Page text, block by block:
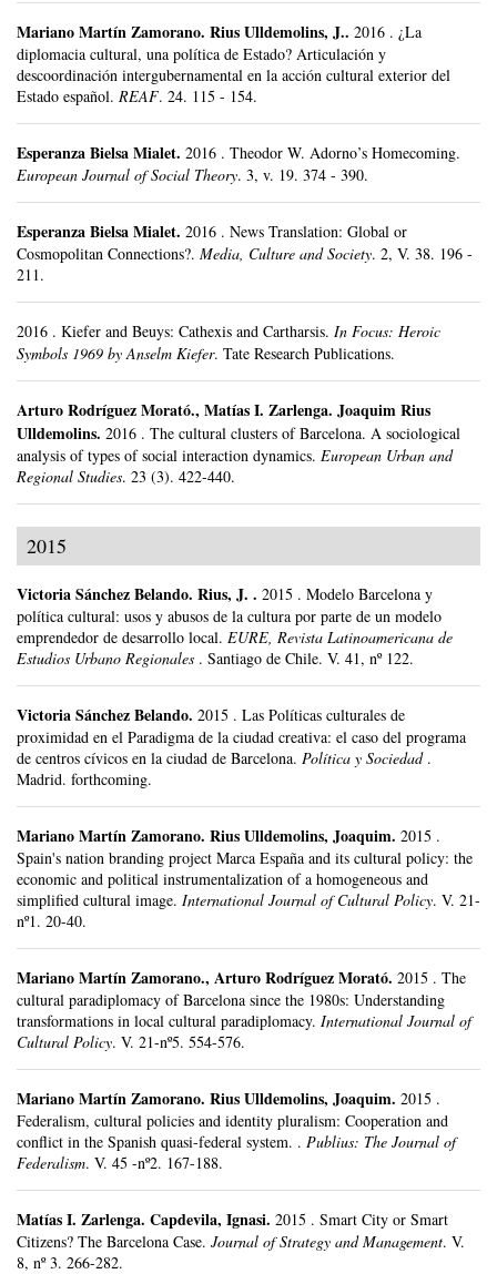
Mariano Martín Zamorano. Rius Ulldemolins, J.. 2016 . ¿La
diplomacia cultural, una política de Estado? Articulación y
descoordinación intergubernamental en la acción cultural exterior del
Estado español. REAF. 24. 115 - 154.
Esperanza Bielsa Mialet. 2016 . Theodor W. Adorno’s Homecoming.
European Journal of Social Theory. 3, v. 19. 374 - 390.
Esperanza Bielsa Mialet. 2016 . News Translation: Global or
Cosmopolitan Connections?. Media, Culture and Society. 2, V. 38. 196 -
211.
2016 . Kiefer and Beuys: Cathexis and Cartharsis. In Focus: Heroic
Symbols 1969 by Anselm Kiefer. Tate Research Publications.
Arturo Rodríguez Morató., Matías I. Zarlenga. Joaquim Rius
Ulldemolins. 2016 . The cultural clusters of Barcelona. A sociological
analysis of types of social interaction dynamics. European Urban and
Regional Studies. 23 (3). 422-440.
2015
Victoria Sánchez Belando. Rius, J. . 2015 . Modelo Barcelona y
política cultural: usos y abusos de la cultura por parte de un modelo
emprendedor de desarrollo local. EURE, Revista Latinoamericana de
Estudios Urbano Regionales . Santiago de Chile. V. 41, nº 122.
Victoria Sánchez Belando. 2015 . Las Políticas culturales de
proximidad en el Paradigma de la ciudad creativa: el caso del programa
de centros cívicos en la ciudad de Barcelona. Política y Sociedad .
Madrid. forthcoming.
Mariano Martín Zamorano. Rius Ulldemolins, Joaquim. 2015 .
Spain's nation branding project Marca España and its cultural policy: the
economic and political instrumentalization of a homogeneous and
simplified cultural image. International Journal of Cultural Policy. V. 21-
nº1. 20-40.
Mariano Martín Zamorano., Arturo Rodríguez Morató. 2015 . The
cultural paradiplomacy of Barcelona since the 1980s: Understanding
transformations in local cultural paradiplomacy. International Journal of
Cultural Policy. V. 21-nº5. 554-576.
Mariano Martín Zamorano. Rius Ulldemolins, Joaquim. 2015 .
Federalism, cultural policies and identity pluralism: Cooperation and
conflict in the Spanish quasi-federal system. . Publius: The Journal of
Federalism. V. 45 -nº2. 167-188.
Matías I. Zarlenga. Capdevila, Ignasi. 2015 . Smart City or Smart
Citizens? The Barcelona Case. Journal of Strategy and Management. V.
8, nº 3. 266-282.